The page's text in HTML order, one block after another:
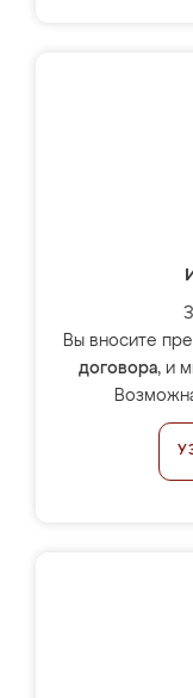
Вы вносите
договора, и